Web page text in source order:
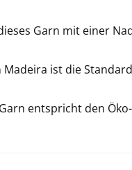
Garn mit einer
Madeira ist die
entspricht den